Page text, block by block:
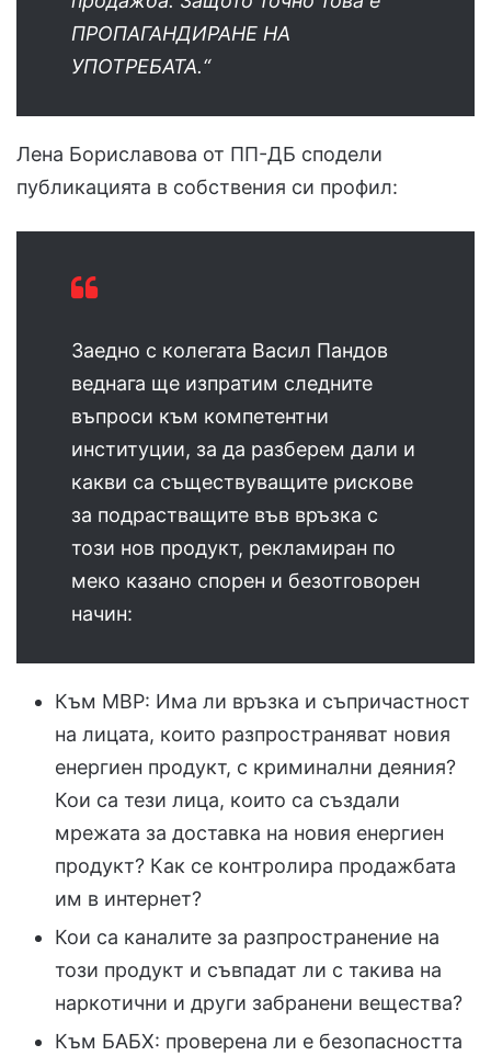
ПРОПАГАНДИРАНЕ НА
УПОТРЕБАТА.“
Лена Бориславова от ПП-ДБ сподели
публикацията в собствения си профил:
Заедно с колегата Васил Пандов
веднага ще изпратим следните
въпроси към компетентни
институции, за да разберем дали и
какви са съществуващите рискове
за подрастващите във връзка с
този нов продукт, рекламиран по
меко казано спорен и безотговорен
начин:
Към МВР: Има ли връзка и съпричастност
на лицата, които разпространяват новия
енергиен продукт, с криминални деяния?
Кои са тези лица, които са създали
мрежата за доставка на новия енергиен
продукт? Как се контролира продажбата
им в интернет?
Кои са каналите за разпространение на
този продукт и съвпадат ли с такива на
наркотични и други забранени вещества?
Към БАБХ: проверена ли е безопасността